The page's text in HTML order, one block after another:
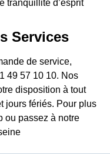
tranquillité d’esprit
Services
de service,
49 57 10 10. Nos
disposition à tout
jours fériés. Pour plus
ou passez à notre